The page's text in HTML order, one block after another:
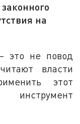
на
это не повод
власти
этот